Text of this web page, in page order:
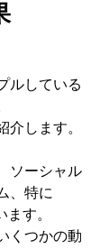
ルしている
介します。
ソーシャル
、特に
す。
くつかの動